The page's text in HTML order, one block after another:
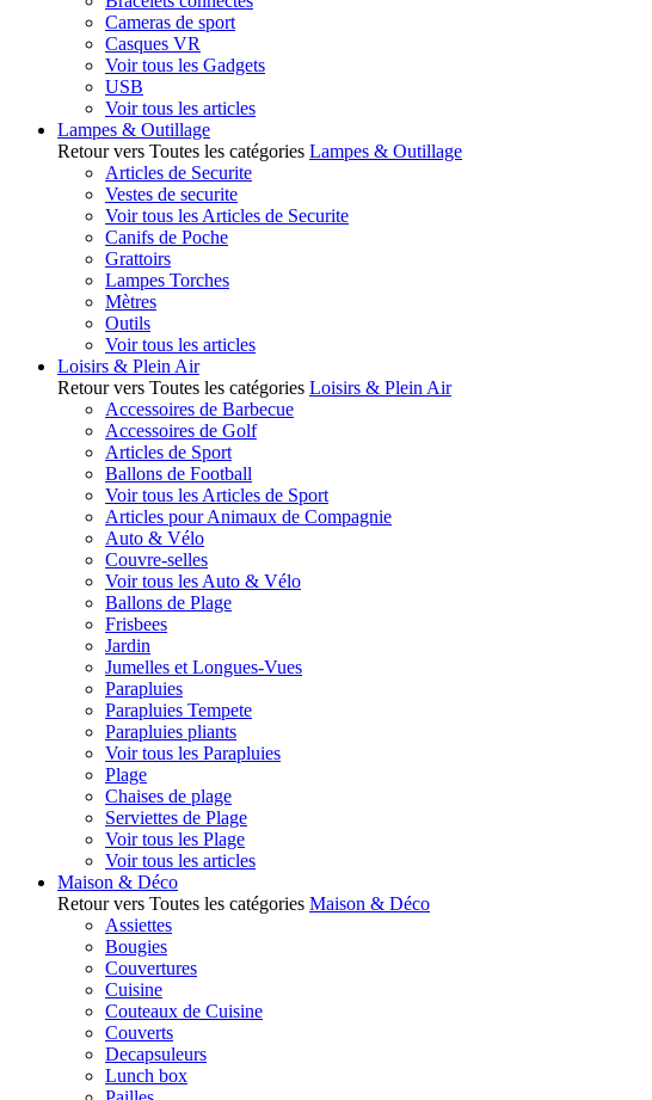
Cameras de sport
Casques VR
Voir tous les Gadgets
USB
Voir tous les articles
Lampes & Outillage
Retour vers Toutes les catégories Lampes & Outillage
Articles de Securite
Vestes de securite
Voir tous les Articles de Securite
Canifs de Poche
Grattoirs
Lampes Torches
Mètres
Outils
Voir tous les articles
Loisirs & Plein Air
Retour vers Toutes les catégories Loisirs & Plein Air
Accessoires de Barbecue
Accessoires de Golf
Articles de Sport
Ballons de Football
Voir tous les Articles de Sport
Articles pour Animaux de Compagnie
Auto & Vélo
Couvre-selles
Voir tous les Auto & Vélo
Ballons de Plage
Frisbees
Jardin
Jumelles et Longues-Vues
Parapluies
Parapluies Tempete
Parapluies pliants
Voir tous les Parapluies
Plage
Chaises de plage
Serviettes de Plage
Voir tous les Plage
Voir tous les articles
Maison & Déco
Retour vers Toutes les catégories Maison & Déco
Assiettes
Bougies
Couvertures
Cuisine
Couteaux de Cuisine
Couverts
Decapsuleurs
Lunch box